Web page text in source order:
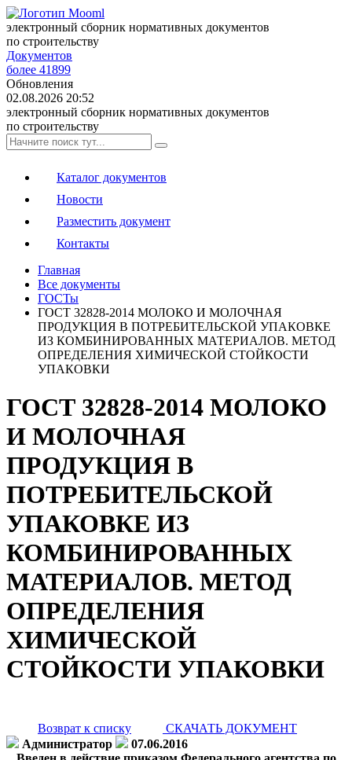
электронный сборник нормативных документов
по строительству
Документов
более 41899
Обновления
02.08.2026 20:52
электронный сборник нормативных документов
по строительству
Каталог документов
Новости
Разместить документ
Контакты
Главная
Все документы
ГОСТы
ГОСТ 32828-2014 МОЛОКО И МОЛОЧНАЯ
ПРОДУКЦИЯ В ПОТРЕБИТЕЛЬСКОЙ УПАКОВКЕ
ИЗ КОМБИНИРОВАННЫХ МАТЕРИАЛОВ. МЕТОД
ОПРЕДЕЛЕНИЯ ХИМИЧЕСКОЙ СТОЙКОСТИ
УПАКОВКИ
ГОСТ 32828-2014 МОЛОКО
И МОЛОЧНАЯ
ПРОДУКЦИЯ В
ПОТРЕБИТЕЛЬСКОЙ
УПАКОВКЕ ИЗ
КОМБИНИРОВАННЫХ
МАТЕРИАЛОВ. МЕТОД
ОПРЕДЕЛЕНИЯ
ХИМИЧЕСКОЙ
СТОЙКОСТИ УПАКОВКИ
Возврат к списку
СКАЧАТЬ ДОКУМЕНТ
Администратор
07.06.2016